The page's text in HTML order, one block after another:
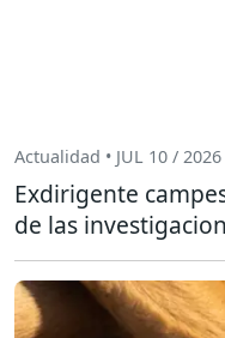
Actualidad • JUL 10 / 2026
Exdirigente
de las